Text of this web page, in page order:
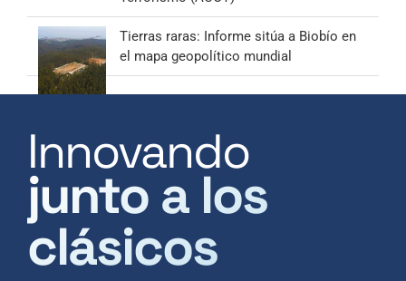
Tierras raras: Informe sitúa a Biobío en
el mapa geopolítico mundial
Innovando
junto a los
clásicos